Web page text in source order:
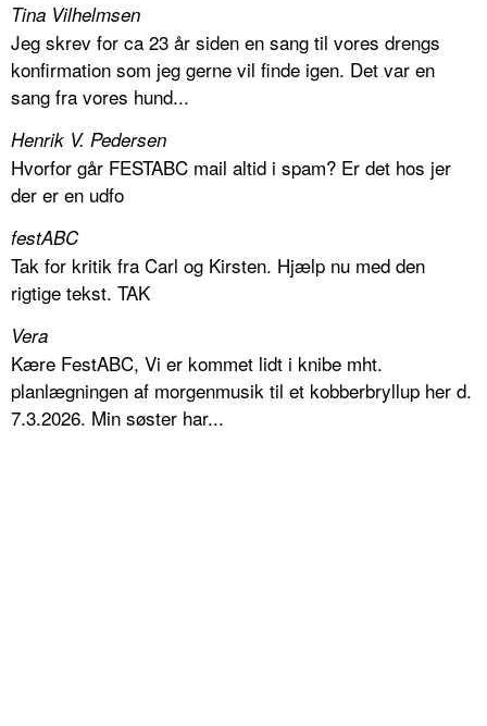
Tina Vilhelmsen
Jeg skrev for ca 23 år siden en sang til vores drengs
konfirmation som jeg gerne vil finde igen. Det var en
sang fra vores hund...
Henrik V. Pedersen
Hvorfor går FESTABC mail altid i spam? Er det hos jer
der er en udfo
festABC
Tak for kritik fra Carl og Kirsten. Hjælp nu med den
rigtige tekst. TAK
Vera
Kære FestABC, Vi er kommet lidt i knibe mht.
planlægningen af morgenmusik til et kobberbryllup her d.
7.3.2026. Min søster har...